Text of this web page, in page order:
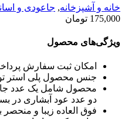
خانه و آشپزخانه, جاعودی و
175,000 تومان
ویژگی‌های محصول
امکان ثبت سفارش
جنس محصول پلی استر تو
محصول شامل یک عدد
دو عدد عود آبشاری در
فوق العاده زیبا و منحصر